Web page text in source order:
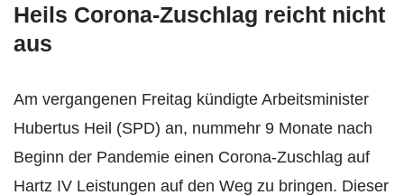
Heils Corona-Zuschlag reicht nicht
aus
Am vergangenen Freitag kündigte Arbeitsminister
Hubertus Heil (SPD) an, nummehr 9 Monate nach
Beginn der Pandemie einen Corona-Zuschlag auf
Hartz IV Leistungen auf den Weg zu bringen. Dieser